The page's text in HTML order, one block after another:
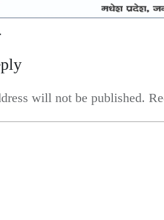
will not be published.